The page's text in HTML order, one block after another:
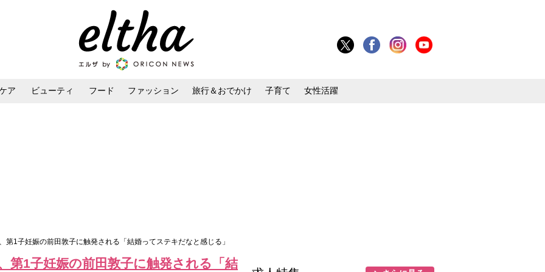
ア ビューティ フード ファッション 旅行＆おでかけ 子育て 女性活躍
第1子妊娠の前田敦子に触発される「結婚ってステキだなと感じる」
第1子妊娠の前田敦子に触発される「結